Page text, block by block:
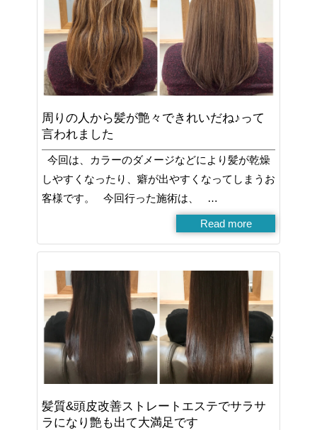
周りの人から髪が艶々できれいだね♪って
言われました
今回は、カラーのダメージなどにより髪が乾燥
しやすくなったり、癖が出やすくなってしまうお
客様です。 今回行った施術は、 …
Read more
髪質&頭皮改善ストレートエステでサラサ
ラになり艶も出て大満足です